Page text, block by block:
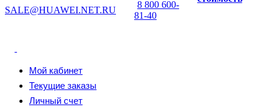
SALE@HUAWEI.NET.RU
8 800 600-
81-40
Мой кабинет
Текущие заказы
Личный счет